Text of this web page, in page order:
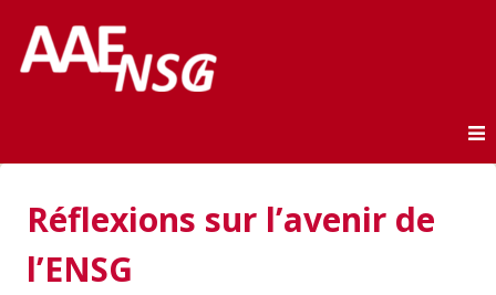
AAE-ENSG
Réflexions sur l’avenir de
l’ENSG